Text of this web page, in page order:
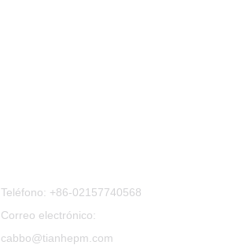
Teléfono: +86-02157740568
Correo electrónico:
cabbo@tianhepm.com